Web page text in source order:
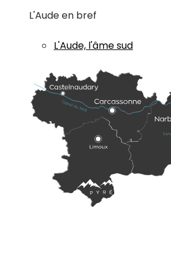
L'Aude en bref
L'Aude, l'âme sud